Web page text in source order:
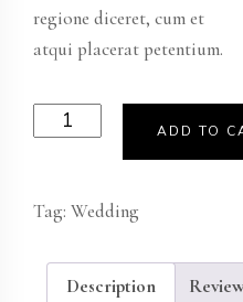
regione diceret, cum et
atqui placerat petentium.
Product
04
ADD TO
Tag: Wedding
Description